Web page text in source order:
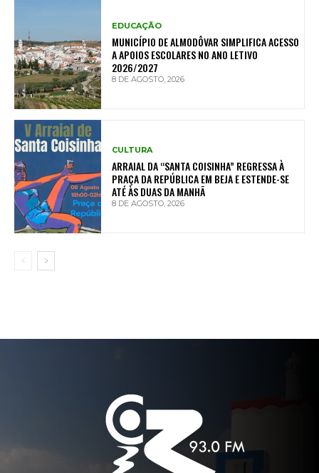
EDUCAÇÃO
MUNICÍPIO DE ALMODÔVAR SIMPLIFICA ACESSO
A APOIOS ESCOLARES NO ANO LETIVO
2026/2027
8 DE AGOSTO, 2026
CULTURA
ARRAIAL DA “SANTA COISINHA” REGRESSA À
PRAÇA DA REPÚBLICA EM BEJA E ESTENDE-SE
ATÉ ÀS DUAS DA MANHÃ
8 DE AGOSTO, 2026